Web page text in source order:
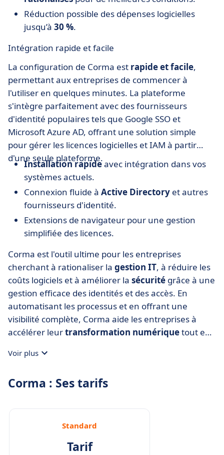
Réduction possible des dépenses logicielles
jusqu’à 30 %.
Intégration rapide et facile
La configuration de Corma est rapide et facile,
permettant aux entreprises de commencer à
l'utiliser en quelques minutes. La plateforme
s'intègre parfaitement avec des fournisseurs
d'identité populaires tels que Google SSO et
Microsoft Azure AD, offrant une solution simple
pour gérer les licences logicielles et IAM à partir
d'une seule plateforme.
Installation rapideavec intégration dans vos
systèmes actuels.
Connexion fluide à Active Directory et autres
fournisseurs d'identité.
Extensions de navigateur pour une gestion
simplifiée des licences.
Corma est l'outil ultime pour les entreprises
cherchant à rationaliser la gestion IT, à réduire les
coûts logiciels et à améliorer la sécurité grâce à une
gestion efficace des identités et des accès. En
automatisant les processus et en offrant une
visibilité complète, Corma aide les entreprises à
accélérer leurtransformation numériquetout en
Voir plus
Corma : Ses tarifs
Standard
Tarif